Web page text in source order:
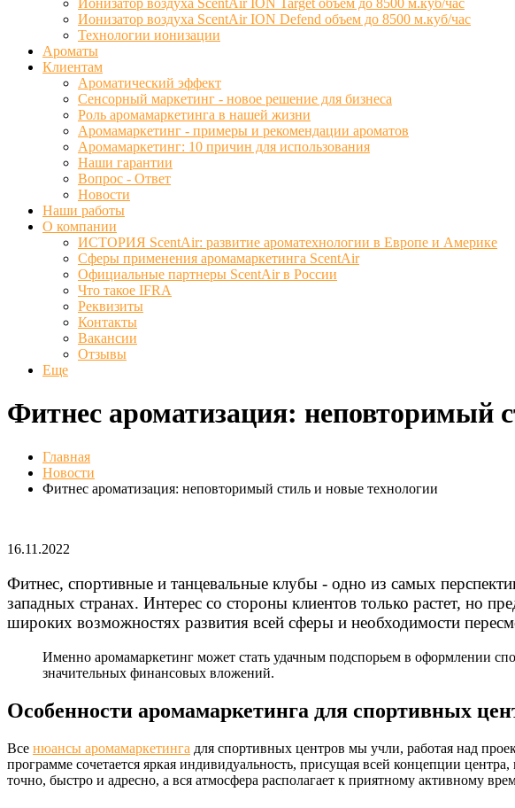
Ионизатор воздуха ScentAir ION Target объем до 8500 м.куб/час
Ионизатор воздуха ScentAir ION Defend объем до 8500 м.куб/час
Технологии ионизации
Ароматы
Клиентам
Ароматический эффект
Сенсорный маркетинг - новое решение для бизнеса
Роль аромамаркетинга в нашей жизни
Аромамаркетинг - примеры и рекомендации ароматов
Аромамаркетинг: 10 причин для использования
Наши гарантии
Вопрос - Ответ
Новости
Наши работы
О компании
ИСТОРИЯ ScentAir: развитие ароматехнологии в Европе и Америке
Сферы применения аромамаркетинга ScentAir
Официальные партнеры ScentAir в России
Что такое IFRA
Реквизиты
Контакты
Вакансии
Отзывы
Еще
Фитнес ароматизация: неповторимый
Главная
Новости
Фитнес ароматизация: неповторимый стиль и новые технологии
16.11.2022
Фитнес, спортивные и танцевальные клубы - одно из самых
западных странах. Интерес со стороны клиентов только растет, но
широких возможностях развития всей сферы и необходимости
Именно аромамаркетинг может стать удачным подспорьем в оформлении
значительных финансовых вложений.
Особенности аромамаркетинга для спортивных
Все нюансы аромамаркетинга для спортивных центров мы учли, работая над
программе сочетается яркая индивидуальность, присущая всей концепции
точно, быстро и адресно, а вся атмосфера располагает к приятному активному